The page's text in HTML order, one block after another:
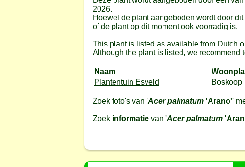
2026.
Hoewel de plant aangeboden wordt door
of de plant op dit moment ook voorradig is.
This plant is listed as available from Dutch
Although the plant is listed, we recommend
Naam
Plantentuin Esveld
Boskoop
Zoek foto's van 'Acer palmatum'Arano''
Zoek informatievan 'Acer palmatum